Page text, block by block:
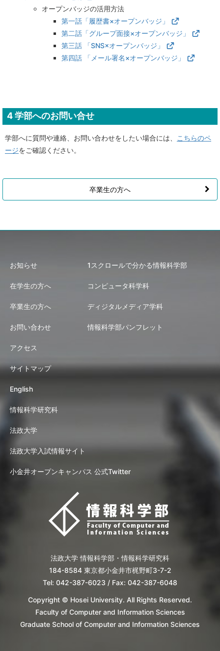
オープンバッジの活用方法
第一話「履歴書×オープンバッジ」
第二話「グループ面接×オープンバッジ」
第三話 「SNS×オープンバッジ」
第四話 「メール署名×オープンバッジ」
4学部へのお問い合せ
学部へに質問や連絡、お問い合わせをしたい場合には、
こちらのペ
ージをご確認ください。
卒業生の方へ
お知らせ
在学生の方へ
卒業生の方へ
お問い合わせ
アクセス
サイトマップ
English
1スクロールで分かる情報科学部
コンピュータ科学科
ディジタルメディア学科
情報科学部パンフレット
情報科学研究科
法政大学
法政大学入試情報サイト
小金井オープンキャンパス 公式Twitter
法政大学 情報科学部・情報科学研究科
184-8584 東京都小金井市梶野町3-7-2
Tel: 042-387-6023 / Fax: 042-387-6048
Copyright © Hosei University. All Rights Reserved.
Faculty of Computer and Information Sciences
Graduate School of Computer and Information Sciences